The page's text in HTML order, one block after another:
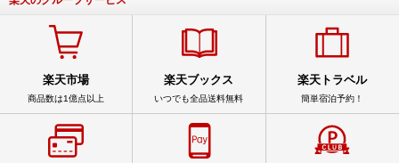
楽天市場
商品数は1億点以上
楽天ブックス
いつでも全品送料無料
楽天トラベル
簡単宿泊予約！